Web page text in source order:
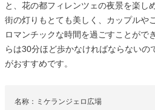
と、花の都フィレンツェの夜景を楽し
街の灯りもとても美しく、カップルや
ロマンチックな時間を過ごすことがで
らは30分ほど歩かなければならないの
がおすすめです。
名称：ミケランジェロ広場